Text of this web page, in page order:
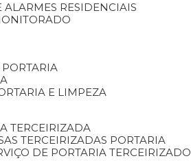
ALARMES RESIDENCIAIS
PORTARIA
E LIMPEZA
TERCEIRIZADA
TERCEIRIZADAS PORTARIA
DE PORTARIA TERCEIRIZADO